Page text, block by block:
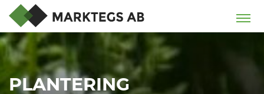
PLANTERING